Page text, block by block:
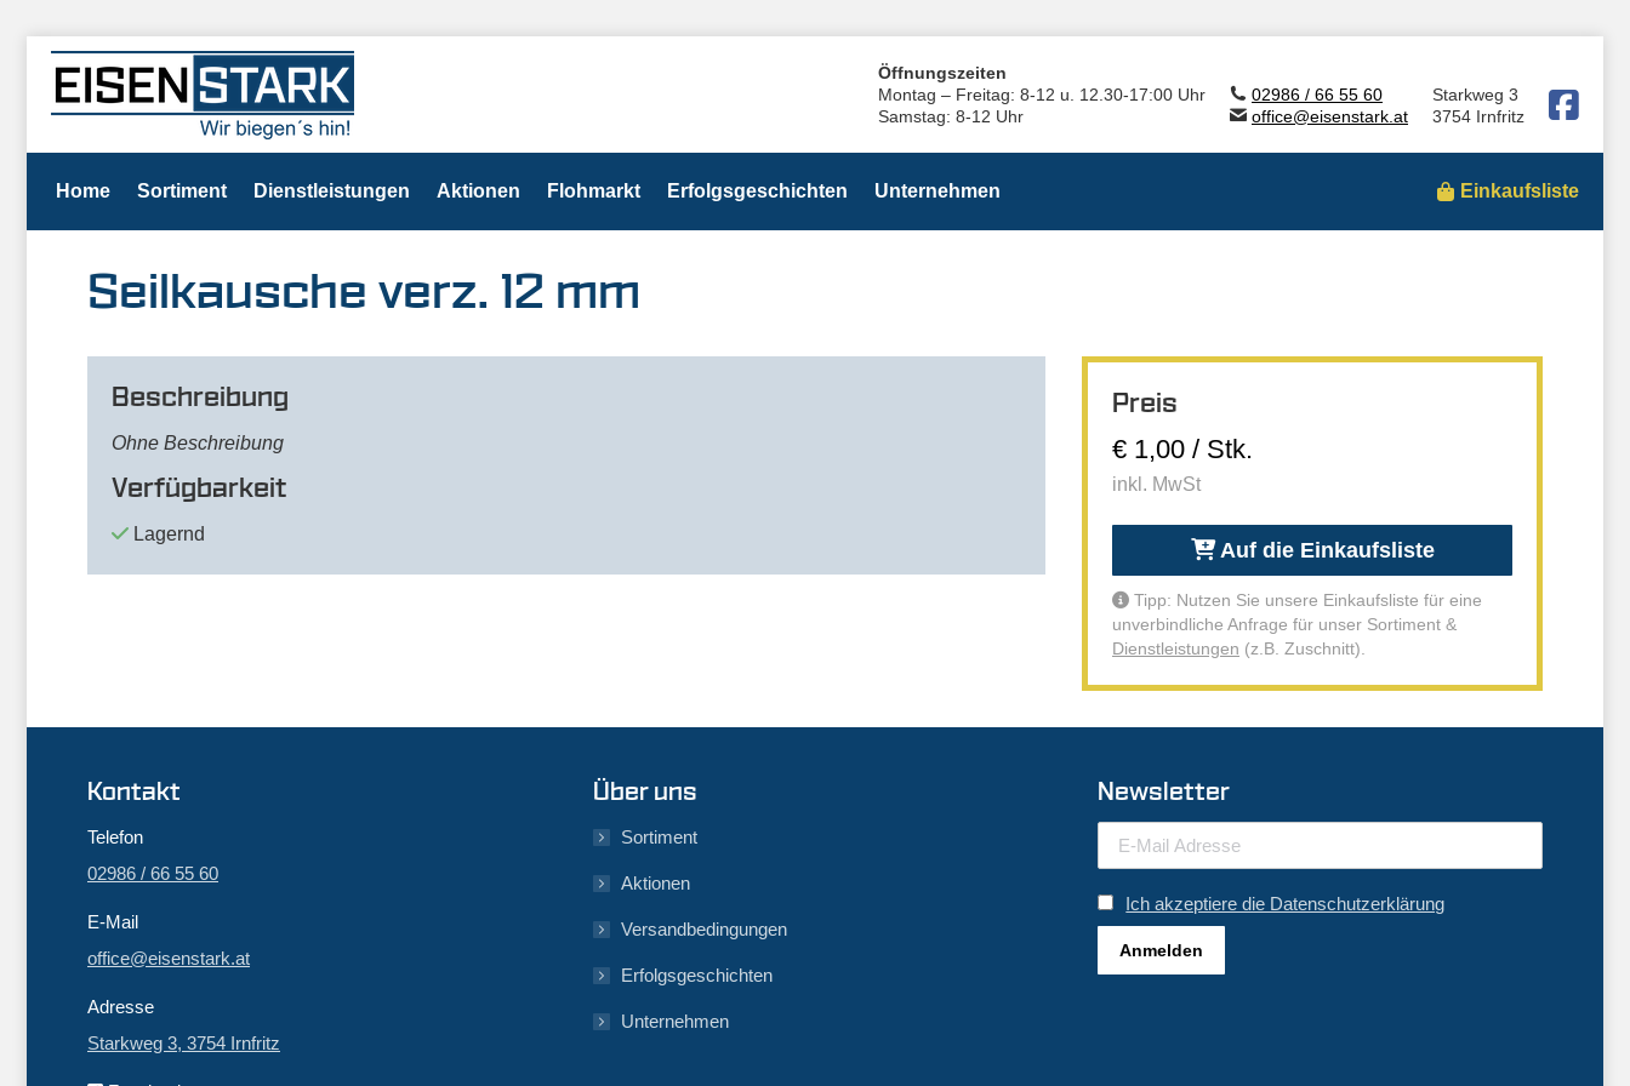
Öffnungszeiten
Montag – Freitag: 8-12 u. 12.30-17:00 Uhr
Samstag: 8-12 Uhr
02986 / 66 55 60
office@eisenstark.at
Starkweg 3
3754 Irnfritz
Home Sortiment Dienstleistungen Aktionen Flohmarkt Erfolgsgeschichten Unternehmen Einkaufsliste
Seilkausche verz. 12 mm
Beschreibung
Ohne Beschreibung
Verfügbarkeit
Lagernd
Preis
€ 1,00 / Stk.
inkl. MwSt
Auf die Einkaufsliste
Tipp: Nutzen Sie unsere Einkaufsliste für eine
unverbindliche Anfrage für unser Sortiment &
Dienstleistungen (z.B. Zuschnitt).
Kontakt
Telefon
02986 / 66 55 60
E-Mail
office@eisenstark.at
Adresse
Starkweg 3, 3754 Irnfritz
Über uns
Sortiment
Aktionen
Versandbedingungen
Erfolgsgeschichten
Unternehmen
Newsletter
Ich akzeptiere die Datenschutzerklärung